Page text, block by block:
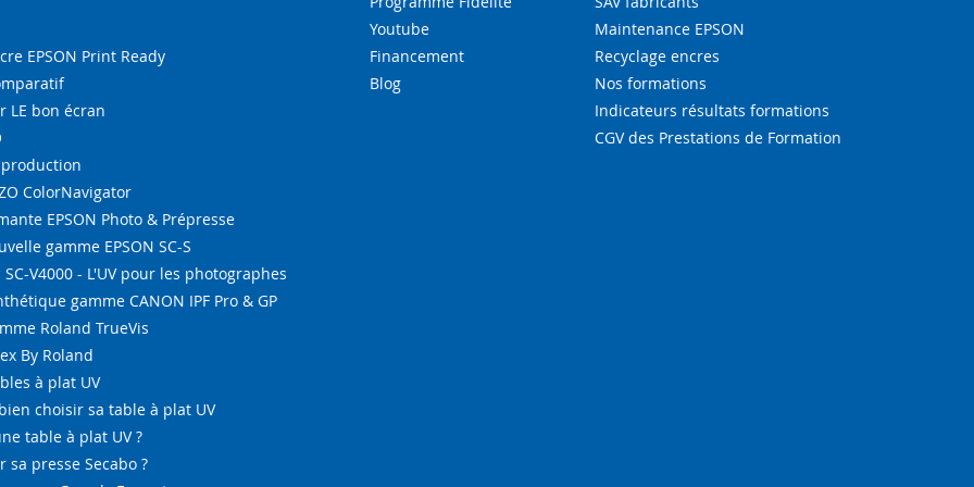
EPSON Print Ready
LE bon écran
production
ColorNavigator
EPSON Photo & Prépresse
gamme EPSON SC-S
SC-V4000 - L'UV pour les photographes
gamme CANON IPF Pro & GP
Roland TrueVis
By Roland
à plat UV
choisir sa table à plat UV
table à plat UV ?
sa presse Secabo ?
Youtube
Financement
Blog
Maintenance EPSON
Recyclage encres
Nos formations
Indicateurs résultats formations
CGV des Prestations de Formation